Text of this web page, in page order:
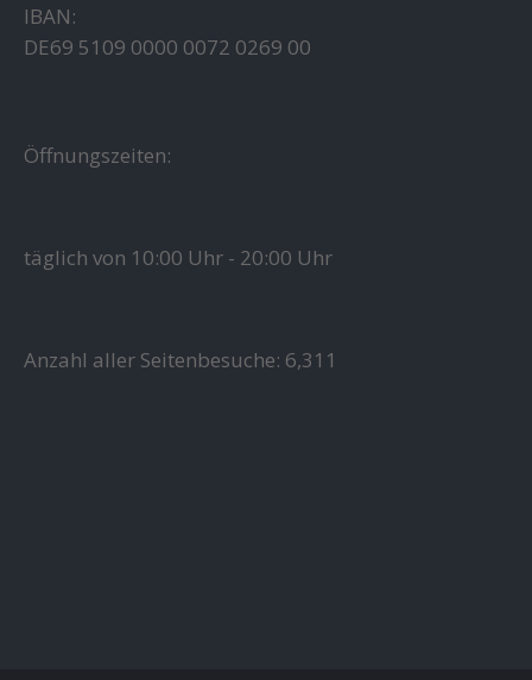
IBAN:
DE69 5109 0000 0072 0269 00
Öffnungszeiten:
täglich von 10:00 Uhr - 20:00 Uhr
Anzahl aller Seitenbesuche: 6,311